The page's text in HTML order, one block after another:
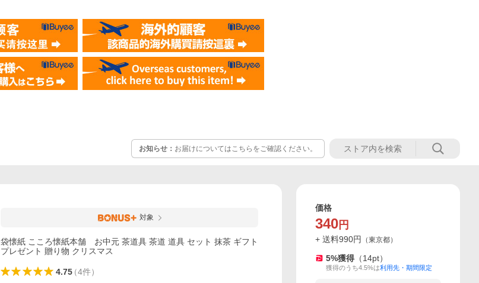
お知らせ： お届けについてはこちらをご確認ください。
対象
袋懐紙 こころ懐紙本舗 お中元 茶道具 茶道 道具 セット 抹茶 ギフト
プレゼント 贈り物 クリスマス
4.75（4件）
価格
340 円
+ 送料990円 （東京都）
5%獲得 （14pt）
獲得のうち4.5%は利用先・期間限定